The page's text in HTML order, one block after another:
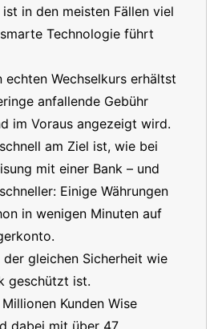
in den meisten Fällen viel
Technologie führt
echten Wechselkurs erhältst
anfallende Gebühr
im Voraus angezeigt wird.
am Ziel ist, wie bei
mit einer Bank – und
Einige Währungen
in wenigen Minuten auf
gleichen Sicherheit wie
geschützt ist.
Kunden Wise
dabei mit über 47